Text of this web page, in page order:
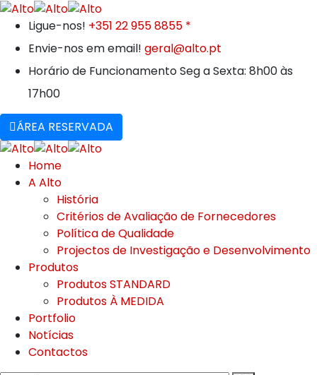
Ligue-nos! +351 22 955 8855 *
Envie-nos em email! geral@alto.pt
Horário de FuncionamentoSeg a Sexta: 8h00 às
17h00
ÁREA RESERVADA
Home
A Alto
História
Critérios de Avaliação de Fornecedores
Política de Qualidade
Projectos de Investigação e Desenvolvimento
Produtos
Produtos STANDARD
Produtos À MEDIDA
Portfolio
Notícias
Contactos